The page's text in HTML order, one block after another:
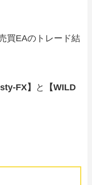
買EAのトレード結
FX】 と
【WILD